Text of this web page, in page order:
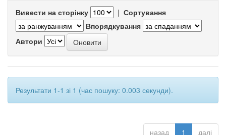
Вивести на сторінку | Сортування
Впорядкування
Автори
Результати 1-1 зі 1 (час пошуку: 0.003 секунди).
назад 1 далі